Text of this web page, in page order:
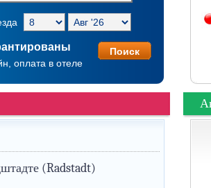
оплата в отеле
(Radstadt)